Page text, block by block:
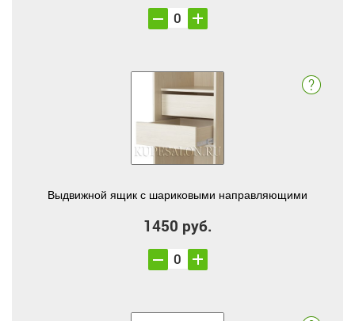
Выдвижной ящик с шариковыми направляющими
1450 руб.